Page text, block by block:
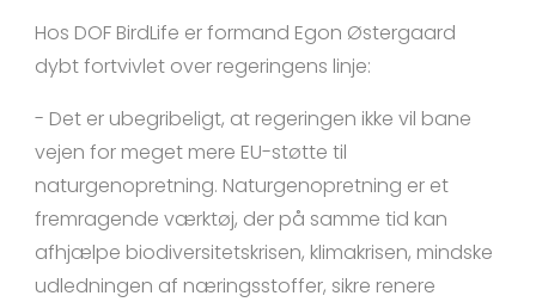
Hos DOF BirdLife er formand Egon Østergaard
dybt fortvivlet over regeringens linje:
- Det er ubegribeligt, at regeringen ikke vil bane
vejen for meget mere EU-støtte til
naturgenopretning. Naturgenopretning er et
fremragende værktøj, der på samme tid kan
afhjælpe biodiversitetskrisen, klimakrisen, mindske
udledningen af næringsstoffer, sikre renere